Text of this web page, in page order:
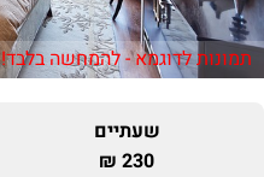
תמונות לדוגמא - להמחשה בלבד!
שעתיים
230 ₪